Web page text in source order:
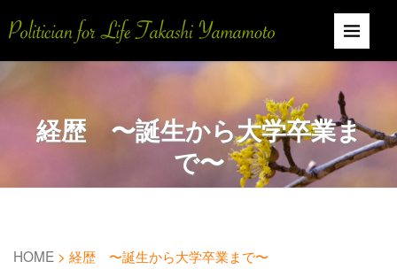
経歴 〜誕生から大学卒業ま
で〜
HOME > 経歴 〜誕生から大学卒業まで〜